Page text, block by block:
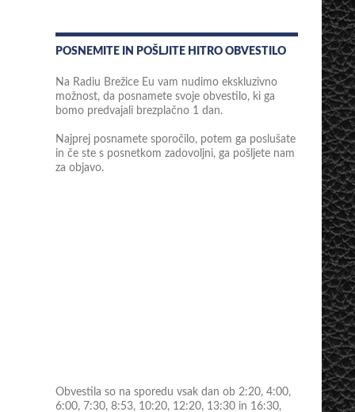
POSNEMITE IN POŠLJITE HITRO OBVESTILO
Na Radiu Brežice Eu vam nudimo ekskluzivno
možnost, da posnamete svoje obvestilo, ki ga
bomo predvajali brezplačno 1 dan.
Najprej posnamete sporočilo, potem ga poslušate
in če ste s posnetkom zadovoljni, ga pošljete nam
za objavo.
Obvestila so na sporedu vsak dan ob 2:20, 4:00,
6:00, 7:30, 8:53, 10:20, 12:20, 13:30 in 16:30,